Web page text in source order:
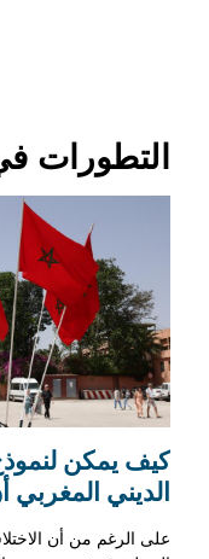
التطورات
كيف يمكن
الديني
على الرغم من أن